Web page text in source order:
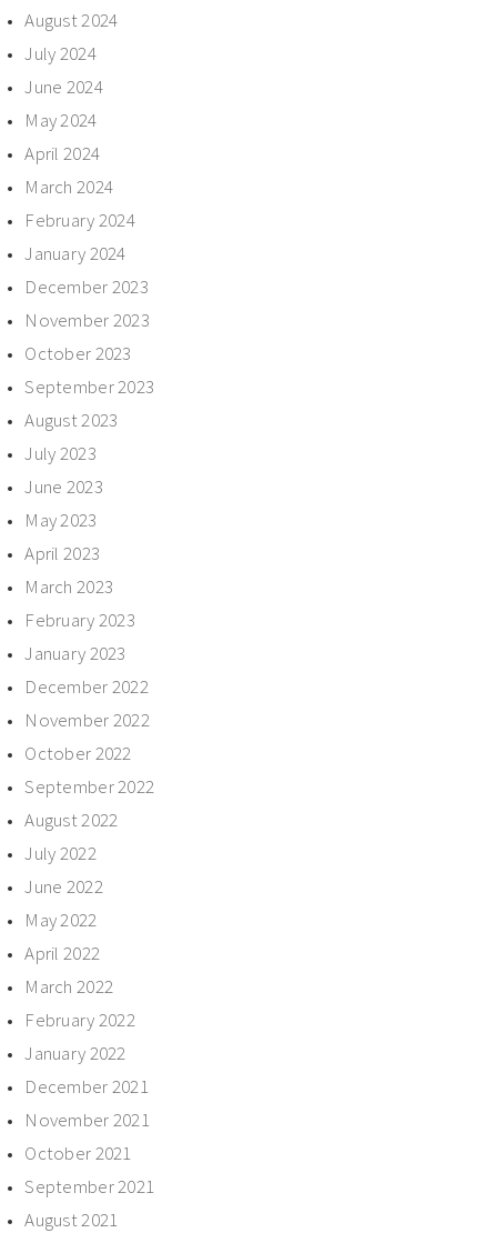
August 2024
July 2024
June 2024
May 2024
April 2024
March 2024
February 2024
January 2024
December 2023
November 2023
October 2023
September 2023
August 2023
July 2023
June 2023
May 2023
April 2023
March 2023
February 2023
January 2023
December 2022
November 2022
October 2022
September 2022
August 2022
July 2022
June 2022
May 2022
April 2022
March 2022
February 2022
January 2022
December 2021
November 2021
October 2021
September 2021
August 2021